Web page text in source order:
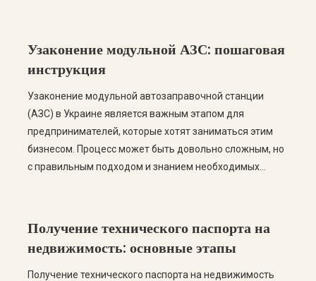
Узаконение модульной АЗС: пошаговая
инструкция
Узаконение модульной автозаправочной станции
(АЗС) в Украине является важным этапом для
предпринимателей, которые хотят заниматься этим
бизнесом. Процесс может быть довольно сложным, но
с правильным подходом и знанием необходимых
ответим на самые частые вопросы. […]
Получение технического паспорта на
недвижимость: основные этапы
Получение технического паспорта на недвижимость